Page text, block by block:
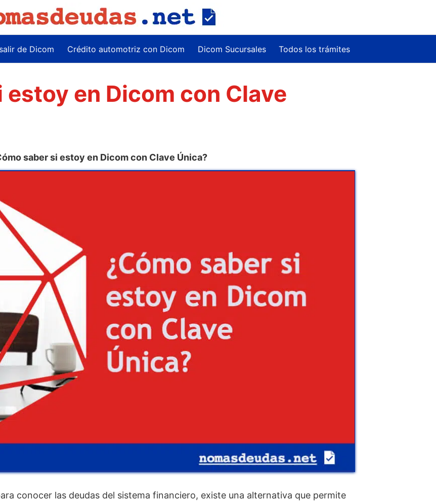
de Dicom Crédito automotriz con Dicom Dicom Sucursales Todos los trámites
estoy en Dicom con Clave
saber si estoy en Dicom con Clave Única?
conocer las deudas del sistema financiero, existe una alternativa que permite